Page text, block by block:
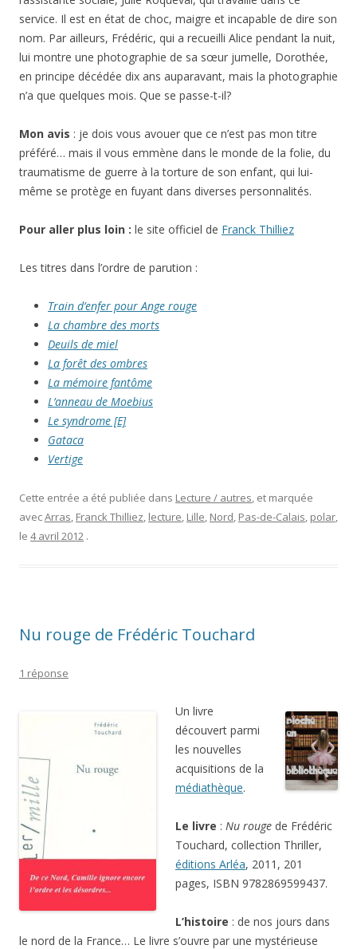
service. Il est en état de choc, maigre et incapable de dire son
nom. Par ailleurs, Frédéric, qui a recueilli Alice pendant la nuit,
lui montre une photographie de sa sœur jumelle, Dorothée,
en principe décédée dix ans auparavant, mais la photographie
n’a que quelques mois. Que se passe-t-il?
Mon avis : je dois vous avouer que ce n’est pas mon titre
préféré… mais il vous emmène dans le monde de la folie, du
traumatisme de guerre à la torture de son enfant, qui lui-
même se protège en fuyant dans diverses personnalités.
Pour aller plus loin : le site officiel de Franck Thilliez
Les titres dans l’ordre de parution :
Train d’enfer pour Ange rouge
La chambre des morts
Deuils de miel
La forêt des ombres
La mémoire fantôme
L’anneau de Moebius
Le syndrome [E]
Gataca
Vertige
Cette entrée a été publiée dans Lecture / autres, et marquée
avecArras, Franck Thilliez, lecture, Lille, Nord, Pas-de-Calais, polar,
le 4 avril 2012 .
Nu rouge de Frédéric Touchard
1 réponse
Un livre
découvert parmi
les nouvelles
acquisitions de la
médiathèque.
Le livre : Nu rouge de Frédéric
Touchard, collection Thriller,
éditions Arléa, 2011, 201
pages, ISBN 9782869599437.
L’histoire : de nos jours dans
le nord de la France… Le livre s’ouvre par une mystérieuse